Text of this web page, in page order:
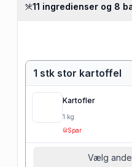
11 ingredienser og 8
1 stk stor kartoffel
Kartofler
1 kg
Spar
Vælg